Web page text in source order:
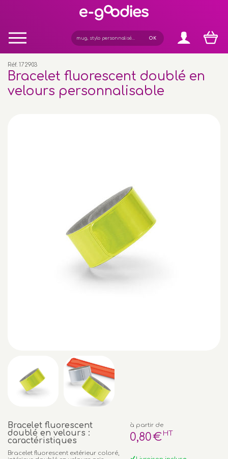
Réf. 172903
Bracelet fluorescent doublé en
velours personnalisable
Bracelet fluorescent
doublé en velours :
caractéristiques
Bracelet fluorescent extérieur coloré,
à partir de
0,80€ HT